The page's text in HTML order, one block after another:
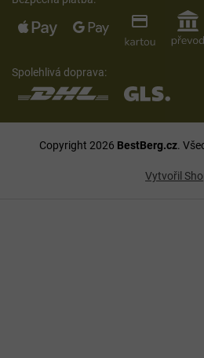
Spolehlivá doprava:
Vytvořil
Copyright 2026 BestBerg.cz.